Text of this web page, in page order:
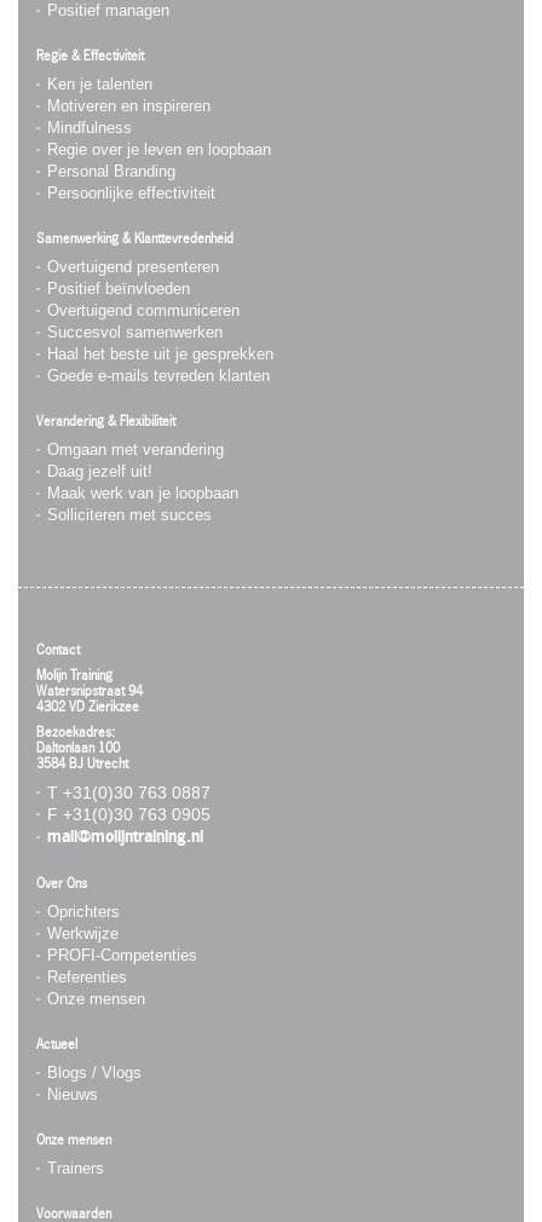
Positief managen
Regie & Effectiviteit
Ken je talenten
Motiveren en inspireren
Mindfulness
Regie over je leven en loopbaan
Personal Branding
Persoonlijke effectiviteit
Samenwerking & Klanttevredenheid
Overtuigend presenteren
Positief beïnvloeden
Overtuigend communiceren
Succesvol samenwerken
Haal het beste uit je gesprekken
Goede e-mails tevreden klanten
Verandering & Flexibiliteit
Omgaan met verandering
Daag jezelf uit!
Maak werk van je loopbaan
Solliciteren met succes
Contact
Molijn Training
Watersnipstraat 94
4302 VD Zierikzee
Bezoekadres:
Daltonlaan 100
3584 BJ Utrecht
T +31(0)30 763 0887
F +31(0)30 763 0905
mail@molijntraining.nl
Over Ons
Oprichters
Werkwijze
PROFI-Competenties
Referenties
Onze mensen
Actueel
Blogs / Vlogs
Nieuws
Onze mensen
Trainers
Voorwaarden